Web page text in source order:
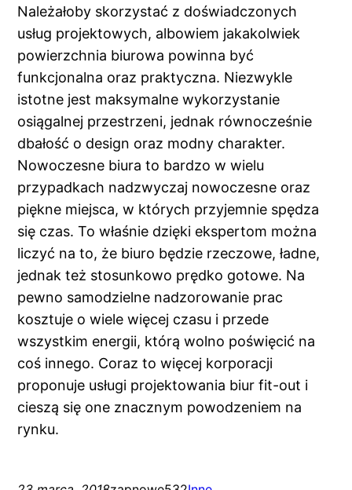
Należałoby skorzystać z doświadczonych
usług projektowych, albowiem jakakolwiek
powierzchnia biurowa powinna być
funkcjonalna oraz praktyczna. Niezwykle
istotne jest maksymalne wykorzystanie
osiągalnej przestrzeni, jednak równocześnie
dbałość o design oraz modny charakter.
Nowoczesne biura to bardzo w wielu
przypadkach nadzwyczaj nowoczesne oraz
piękne miejsca, w których przyjemnie spędza
się czas. To właśnie dzięki ekspertom można
liczyć na to, że biuro będzie rzeczowe, ładne,
jednak też stosunkowo prędko gotowe. Na
pewno samodzielne nadzorowanie prac
kosztuje o wiele więcej czasu i przede
wszystkim energii, którą wolno poświęcić na
coś innego. Coraz to więcej korporacji
proponuje usługi projektowania biur fit-out i
cieszą się one znacznym powodzeniem na
rynku.